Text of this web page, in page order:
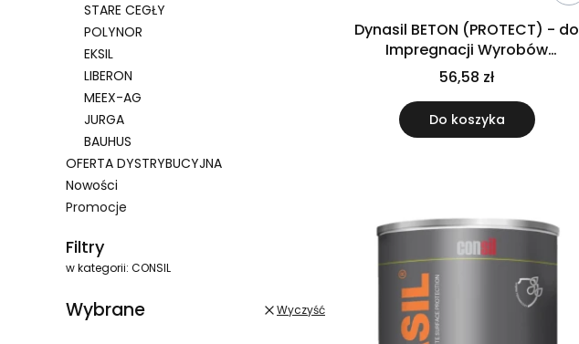
STARE CEGŁY
POLYNOR
EKSIL
LIBERON
MEEX-AG
JURGA
BAUHUS
OFERTA DYSTRYBUCYJNA
Nowości
Promocje
Filtry
w kategorii: CONSIL
Wybrane Wyczyść
Dynasil BETON (PROTECT) - do
Impregnacji Wyrobów
Betonowych
56,58 zł
Do koszyka